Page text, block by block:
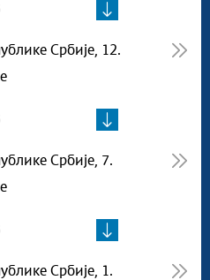
Србије, 12.
Србије, 7.
Србије, 1.